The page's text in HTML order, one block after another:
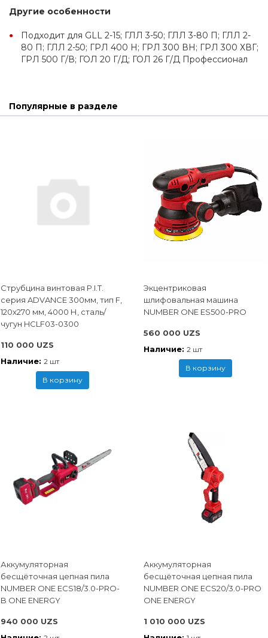
Другие особенности
Подходит для GLL 2-15; ГЛЛ 3-50; ГЛЛ 3-80 П; ГЛЛ 2-
80 П; ГЛЛ 2-50; ГРЛ 400 Н; ГРЛ 300 ВН; ГРЛ 300 ХВГ;
ГРЛ 500 Г/В; ГОЛ 20 Г/Д; ГОЛ 26 Г/Д Профессионал
Популярные в разделе
Струбцина винтовая P.I.T.
cерия ADVANCE 300мм, тип F,
120x270 мм, 4000 Н, сталь/
чугун HCLF03-0300
110 000 UZS
Наличие: 2 шт
В корзину
Экцентриковая
шлифовальная машина
NUMBER ONE ES500-PRO
560 000 UZS
Наличие: 2 шт
В корзину
Аккумуляторная
бесщёточная цепная пила
NUMBER ONE ECS18/3.0-PRO-
B ONE ENERGY
940 000 UZS
Аккумуляторная
бесщёточная цепная пила
NUMBER ONE ECS20/3.0-PRO
ONE ENERGY
1 010 000 UZS